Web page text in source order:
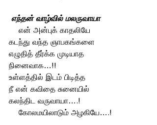
எந்தன் வாழ்வில் மலருவாயா
என் அன்புக் காதலியே
கடந்து வந்த ஞாபகங்களை
எழுதித் தீர்க்க முடியாத
நினைவாக…!!
உள்ளத்தில் இடம் பிடித்த
நீ என் கவிதை சுனையில்
கலந்திட வருவாயா….!
கோலமயிலாடும் அழகியே….!